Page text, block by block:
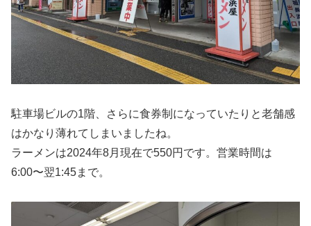
駐車場ビルの1階、さらに食券制になっていたりと老舗感
はかなり薄れてしまいましたね。
ラーメンは2024年8月現在で550円です。営業時間は
6:00〜翌1:45まで。